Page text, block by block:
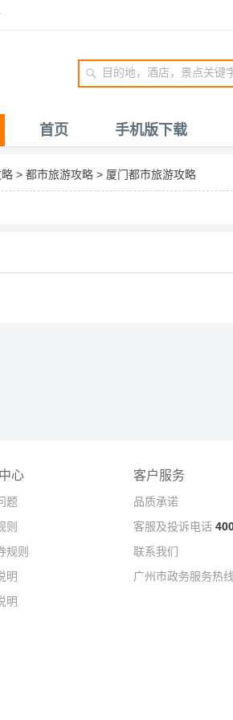
首页 手机版下载
> 都市旅游攻略 > 厦门都市旅游攻略
心
题
则
规则
明
明
客户服务
品质承诺
客服及投诉电话
联系我们
广州市政务服务热线